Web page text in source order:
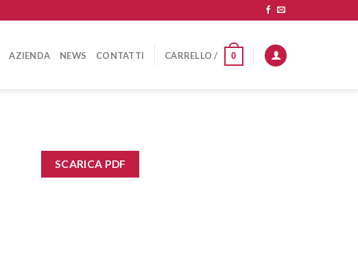
AZIENDA NEWS CONTATTI CARRELLO / 0
SCARICA PDF